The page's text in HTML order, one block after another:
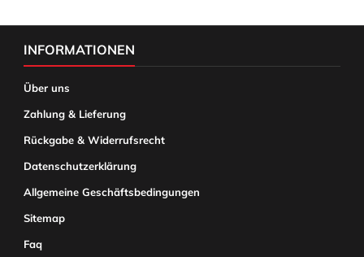
INFORMATIONEN
Über uns
Zahlung & Lieferung
Rückgabe & Widerrufsrecht
Datenschutzerklärung
Allgemeine Geschäftsbedingungen
Sitemap
Faq